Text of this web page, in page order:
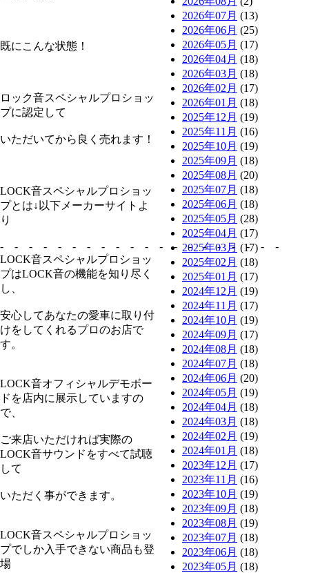
既にこんな状態！
ロック音スペシャルプロショッ
プに認定して
いただいてから良く売れます！
LOCK音スペシャルプロショッ
プとは↓以下メーカーサイトよ
り
- - - - - - - - - - - - - - - - - - - -
LOCK音スペシャルプロショッ
プはLOCK音の機能を知り尽く
し、
安心してあなたの愛車に取り付
けをしてくれるプロのお店で
す。
LOCK音オフィシャルデモボー
ドを店内に展示していますの
で、
ご来店いただければ実際の
LOCK音サウンドをすべて試聴
して
いただく事ができます。
LOCK音スペシャルプロショッ
プでしか入手できない商品も登
場
2026年07月 (13)
2026年06月 (25)
2026年05月 (17)
2026年04月 (18)
2026年03月 (18)
2026年02月 (17)
2026年01月 (18)
2025年12月 (19)
2025年11月 (16)
2025年10月 (19)
2025年09月 (18)
2025年08月 (20)
2025年07月 (18)
2025年06月 (18)
2025年05月 (28)
2025年04月 (17)
2025年03月 (17)
2025年02月 (18)
2025年01月 (17)
2024年12月 (19)
2024年11月 (17)
2024年10月 (19)
2024年09月 (17)
2024年08月 (18)
2024年07月 (18)
2024年06月 (20)
2024年05月 (19)
2024年04月 (18)
2024年03月 (18)
2024年02月 (19)
2024年01月 (18)
2023年12月 (17)
2023年11月 (16)
2023年10月 (19)
2023年09月 (18)
2023年08月 (19)
2023年07月 (18)
2023年06月 (18)
2023年05月 (18)